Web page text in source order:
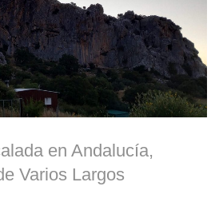
en Andalucía,
Varios Largos